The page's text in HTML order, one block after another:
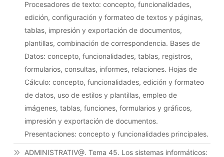
Procesadores de texto: concepto, funcionalidades,
edición, configuración y formateo de textos y páginas,
tablas, impresión y exportación de documentos,
plantillas, combinación de correspondencia. Bases de
Datos: concepto, funcionalidades, tablas, registros,
formularios, consultas, informes, relaciones. Hojas de
Cálculo: concepto, funcionalidades, edición y formateo
de datos, uso de estilos y plantillas, empleo de
imágenes, tablas, funciones, formularios y gráficos,
impresión y exportación de documentos.
Presentaciones: concepto y funcionalidades principales.
ADMINISTRATIV@. Tema 45. Los sistemas informáticos: